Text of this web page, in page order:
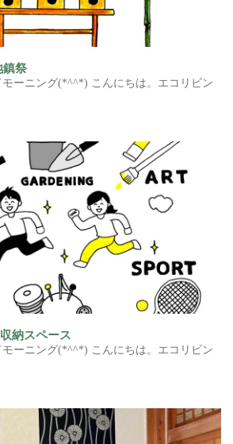
鎮祭
モーニング(*^^*) こんにちは。エコリビン
納スペース
モーニング(*^^*) こんにちは。エコリビン